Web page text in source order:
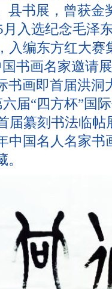
县书展，曾获金
入选纪念毛泽
入编东方红大赛
书画名家邀请
书画即首届洪洞
届“四方杯”国
届纂刻书法临帖
中国名人名家